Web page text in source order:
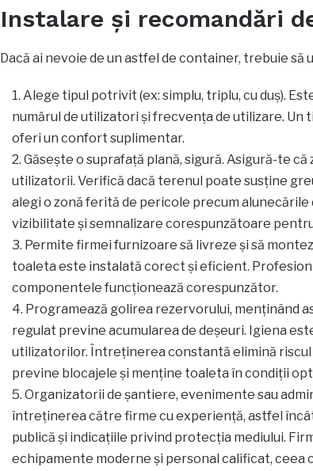
Instalare și recomandări
Dacă ai nevoie de un astfel de container, trebuie să
Alege tipul potrivit (ex: simplu, triplu, cu duș).
numărul de utilizatori și frecvența de utilizare.
oferi un confort suplimentar.
Găsește o suprafață plană, sigură. Asigură-te
utilizatorii. Verifică dacă terenul poate susține
alegi o zonă ferită de pericole precum alunecările
vizibilitate și semnalizare corespunzătoare
Permite firmei furnizoare să livreze și să
toaleta este instalată corect și eficient.
componentele funcționează corespunzător.
Programează golirea rezervorului, menținând
regulat previne acumularea de deșeuri. Igiena
utilizatorilor. Întreținerea constantă elimină
previne blocajele și menține toaleta în condiții
Organizatorii de șantiere, evenimente sau
întreținerea către firme cu experiență, astfel
publică și indicațiile privind protecția mediului.
echipamente moderne și personal calificat, ceea